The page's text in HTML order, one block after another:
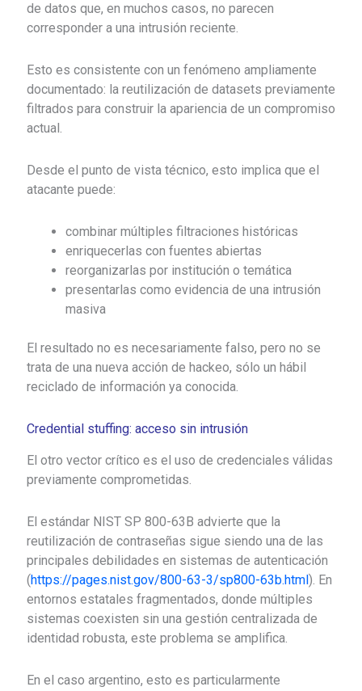
de datos que, en muchos casos, no parecen
corresponder a una intrusión reciente.
Esto es consistente con un fenómeno ampliamente
documentado: la reutilización de datasets previamente
filtrados para construir la apariencia de un compromiso
actual.
Desde el punto de vista técnico, esto implica que el
atacante puede:
combinar múltiples filtraciones históricas
enriquecerlas con fuentes abiertas
reorganizarlas por institución o temática
presentarlas como evidencia de una intrusión
masiva
El resultado no es necesariamente falso, pero no se
trata de una nueva acción de hackeo, sólo un hábil
reciclado de información ya conocida.
Credential stuffing: acceso sin intrusión
El otro vector crítico es el uso de credenciales válidas
previamente comprometidas.
El estándar NIST SP 800-63B advierte que la
reutilización de contraseñas sigue siendo una de las
principales debilidades en sistemas de autenticación
(https://pages.nist.gov/800-63-3/sp800-63b.html ). En
entornos estatales fragmentados, donde múltiples
sistemas coexisten sin una gestión centralizada de
identidad robusta, este problema se amplifica.
En el caso argentino, esto es particularmente